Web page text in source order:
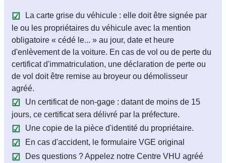
La carte grise du véhicule : elle doit être signée par
le ou les propriétaires du véhicule avec la mention
obligatoire « cédé le... » au jour, date et heure
d'enlèvement de la voiture. En cas de vol ou de perte du
certificat d'immatriculation, une déclaration de perte ou
de vol doit être remise au broyeur ou démolisseur
agréé.
Un certificat de non-gage : datant de moins de 15
jours, ce certificat sera délivré par la préfecture.
Une copie de la pièce d'identité du propriétaire.
En cas d'accident, le formulaire VGE original
Des questions ? Appelez notre Centre VHU agréé